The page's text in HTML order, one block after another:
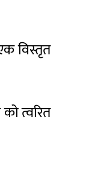
विस्तृत
त्वरित